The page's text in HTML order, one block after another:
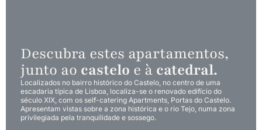
Descubra estes apartamentos,
junto ao castelo e à catedral.
Localizados no bairro histórico do Castelo, no centro de uma
escadaria típica de Lisboa, localiza-se o renovado edifício do
século XIX, com os self-catering Apartments, Portas do Castelo.
Apresentam vistas sobre a zona histórica e o rio Tejo, numa zona
privilegiada pela tranquilidade e sossego.